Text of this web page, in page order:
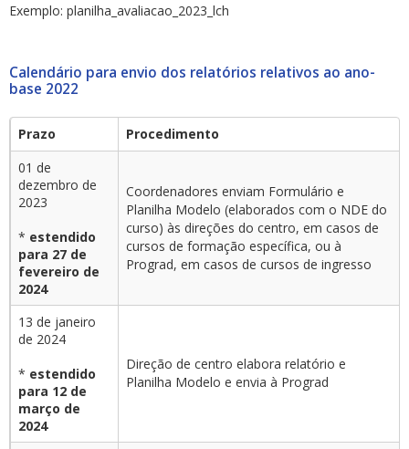
Exemplo: planilha_avaliacao_2023_lch
Calendário para envio dos relatórios relativos ao ano-
base 2022
Prazo
Procedimento
01 de
dezembro de
2023
* estendido
para 27 de
fevereiro de
2024
Coordenadores enviam Formulário e
Planilha Modelo (elaborados com o NDE do
curso) às direções do centro, em casos de
cursos de formação específica, ou à
Prograd, em casos de cursos de ingresso
13 de janeiro
de 2024
* estendido
para 12 de
março de
2024
Direção de centro elabora relatório e
Planilha Modelo e envia à Prograd